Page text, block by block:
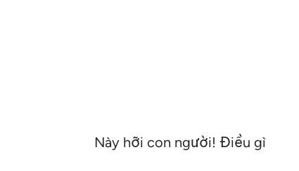
Này hỡi con người! Điều gì đã